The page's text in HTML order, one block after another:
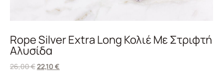
Rope Silver Extra Long Κολιέ Με Στριφτή
Αλυσίδα
26,00€22,10€